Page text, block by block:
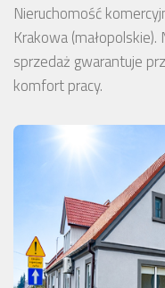
Nieruchomość
Krakowa
sprzedaż gwarantuje
komfort pracy.